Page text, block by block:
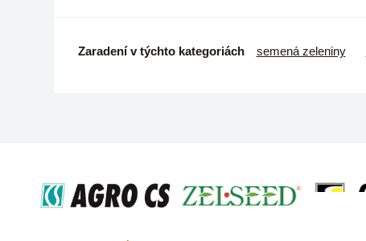
Zaradení v týchto kategoriách semená zeleniny